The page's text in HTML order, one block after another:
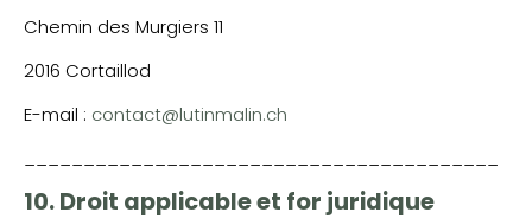
Chemin des Murgiers 11
2016 Cortaillod
E-mail : contact@lutinmalin.ch
10. Droit applicable et for juridique